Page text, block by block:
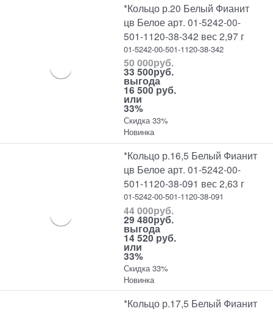
*Кольцо р.20 Белый Фианит
цв Белое арт. 01-5242-00-
501-1120-38-342 вес 2,97 г
01-5242-00-501-1120-38-342
50 000руб.
33 500руб.
выгода
16 500 руб.
или
33%
Скидка 33%
Новинка
*Кольцо р.16,5 Белый Фианит
цв Белое арт. 01-5242-00-
501-1120-38-091 вес 2,63 г
01-5242-00-501-1120-38-091
44 000руб.
29 480руб.
выгода
14 520 руб.
или
33%
Скидка 33%
Новинка
*Кольцо р.17,5 Белый Фианит